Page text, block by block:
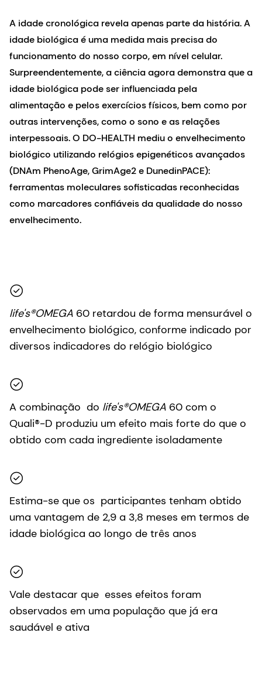
A idade cronológica revela apenas parte da história. A
idade biológica é uma medida mais precisa do
funcionamento do nosso corpo, em nível celular.
Surpreendentemente, a ciência agora demonstra que a
idade biológica pode ser influenciada pela
alimentação e pelos exercícios físicos, bem como por
outras intervenções, como o sono e as relações
interpessoais. O DO-HEALTH mediu o envelhecimento
biológico utilizando relógios epigenéticos avançados
(DNAm PhenoAge, GrimAge2 e DunedinPACE):
ferramentas moleculares sofisticadas reconhecidas
como marcadores confiáveis da qualidade do nosso
envelhecimento.
life's®OMEGA 60 retardou de forma mensurável o
envelhecimento biológico, conforme indicado por
diversos indicadores do relógio biológico
A combinação do life's®OMEGA 60 com o
Quali®-D produziu um efeito mais forte do que o
obtido com cada ingrediente isoladamente
Estima-se que os participantes tenham obtido
uma vantagem de 2,9 a 3,8 meses em termos de
idade biológica ao longo de três anos
Vale destacar que esses efeitos foram
observados em uma população que já era
saudável e ativa